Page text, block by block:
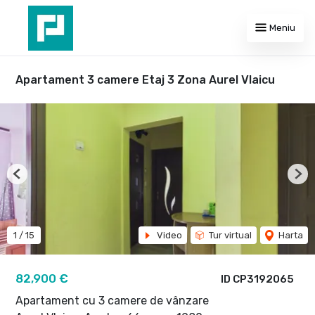
Meniu
Apartament 3 camere Etaj 3 Zona Aurel Vlaicu
ID CP3192065
82,900 €
Apartament cu 3 camere de vânzare
1 / 15 Video Tur virtual Harta
Previous